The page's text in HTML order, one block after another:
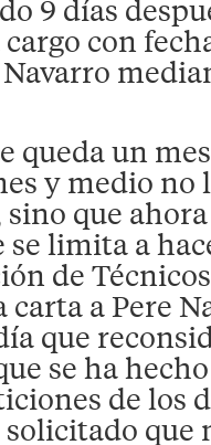
9 días
cargo con
queda un
y medio no
que
se limita a
de
carta a Pere
que
se ha
de los
que